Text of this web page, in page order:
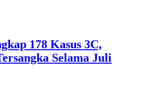
178 Kasus 3C,
Selama Juli